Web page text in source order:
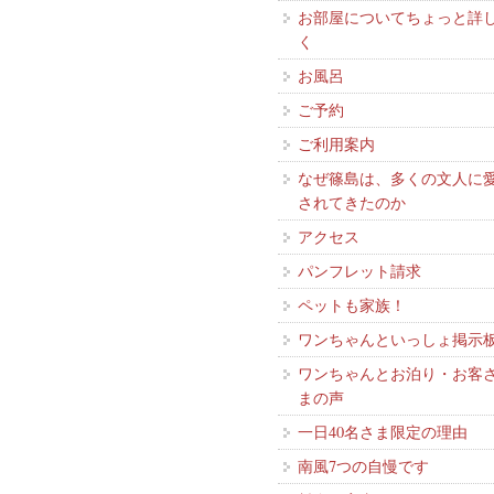
お部屋についてちょっと詳
く
お風呂
ご予約
ご利用案内
なぜ篠島は、多くの文人に
されてきたのか
アクセス
パンフレット請求
ペットも家族！
ワンちゃんといっしょ掲示
ワンちゃんとお泊り・お客さ
まの声
一日40名さま限定の理由
南風7つの自慢です